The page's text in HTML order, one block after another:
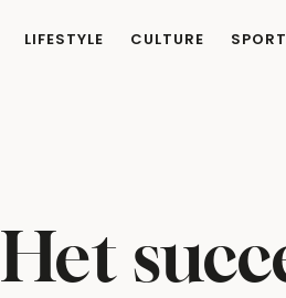
LIFESTYLE CULTURE SPORT
Het